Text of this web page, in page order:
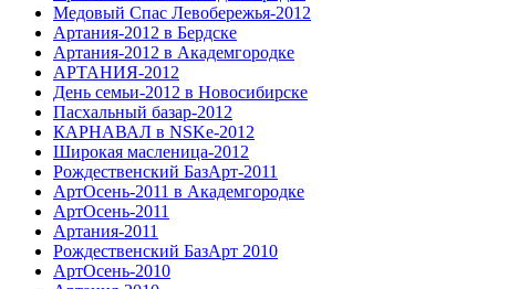
Медовый Спас Левобережья-2012
Артания-2012 в Бердске
Артания-2012 в Академгородке
АРТАНИЯ-2012
День семьи-2012 в Новосибирске
Пасхальный базар-2012
КАРНАВАЛ в NSKe-2012
Широкая масленица-2012
Рождественский БазАрт-2011
АртОсень-2011 в Академгородке
АртОсень-2011
Артания-2011
Рождественский БазАрт 2010
АртОсень-2010